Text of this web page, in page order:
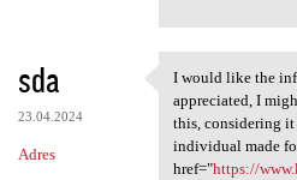
sda
23.04.2024
Adres
I would like
I would like the
appreciated, I
this, considering it
individual made
href="https://